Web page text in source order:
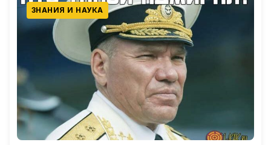
ЗНАНИЯ И НАУКА